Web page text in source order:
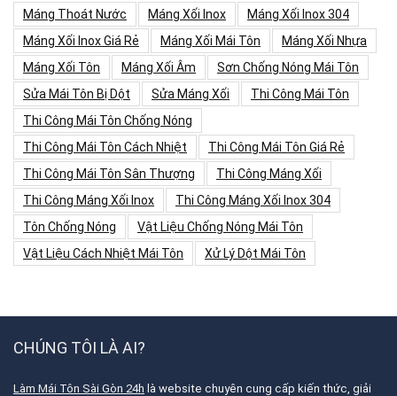
Máng Thoát Nước
Máng Xối Inox
Máng Xối Inox 304
Máng Xối Inox Giá Rẻ
Máng Xối Mái Tôn
Máng Xối Nhựa
Máng Xối Tôn
Máng Xối Âm
Sơn Chống Nóng Mái Tôn
Sửa Mái Tôn Bị Dột
Sửa Máng Xối
Thi Công Mái Tôn
Thi Công Mái Tôn Chống Nóng
Thi Công Mái Tôn Cách Nhiệt
Thi Công Mái Tôn Giá Rẻ
Thi Công Mái Tôn Sân Thượng
Thi Công Máng Xối
Thi Công Máng Xối Inox
Thi Công Máng Xối Inox 304
Tôn Chống Nóng
Vật Liệu Chống Nóng Mái Tôn
Vật Liệu Cách Nhiệt Mái Tôn
Xử Lý Dột Mái Tôn
CHÚNG TÔI LÀ AI?
Làm Mái Tôn Sài Gòn 24h là website chuyên cung cấp kiến thức, giải